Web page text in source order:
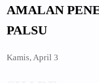
AMALAN
PALSU
Kamis, April 3